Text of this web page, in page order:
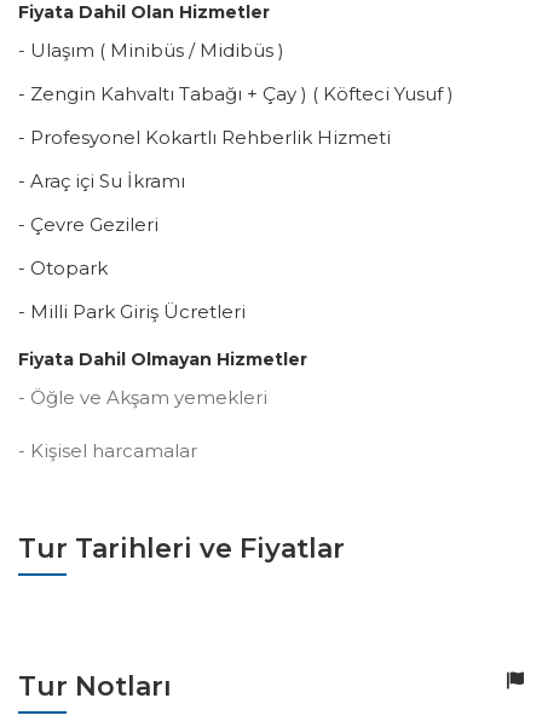
Fiyata Dahil Olan Hizmetler
- Ulaşım ( Minibüs / Midibüs )
- Zengin Kahvaltı Tabağı + Çay ) ( Köfteci Yusuf )
- Profesyonel Kokartlı Rehberlik Hizmeti
- Araç içi Su İkramı
- Çevre Gezileri
- Otopark
- Milli Park Giriş Ücretleri
Fiyata Dahil Olmayan Hizmetler
- Öğle ve Akşam yemekleri
- Kişisel harcamalar
Tur Tarihleri ve Fiyatlar
Tur Notları